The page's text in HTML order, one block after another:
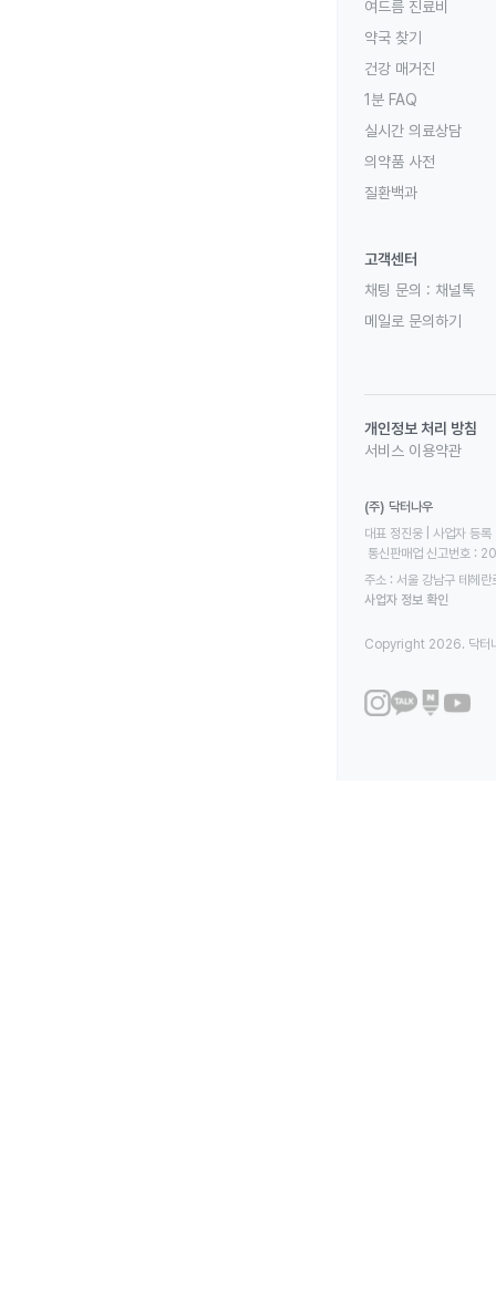
여드름 진료비
약국 찾기
건강 매거진
1분 FAQ
실시간 의료상담
의약품 사전
질환백과
고객센터
채팅 문의 : 채널톡
메일로 문의하기
개인정보 처리 방침
서비스 이용약관
(주) 닥터나우
대표 정진웅 | 사업자
통신판매업 신고번호
주소 : 서울 강남구 테헤
사업자 정보 확인
Copyright 2026. 닥터